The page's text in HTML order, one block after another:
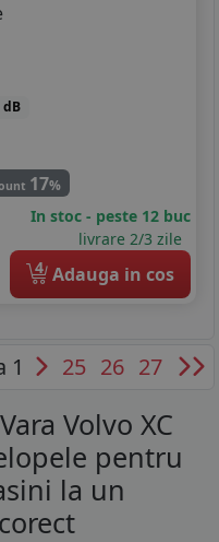
dB
17%
In stoc - peste 12 buc
livrare 2/3 zile
4 Adauga in cos
1 25 26 27
Volvo XC
pentru
la un